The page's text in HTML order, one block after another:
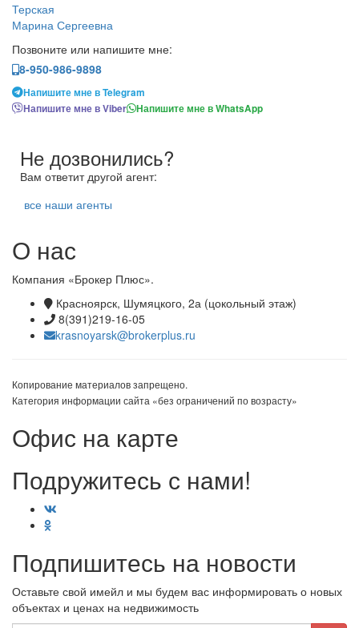
Терская
Марина Сергеевна
Позвоните или напишите мне:
8-950-986-9898
Напишите мне в Telegram
Напишите мне в Viber
Напишите мне в WhatsApp
Не дозвонились?
Вам ответит другой агент:
все наши агенты
О нас
Компания «Брокер Плюс».
Красноярск, Шумяцкого, 2а (цокольный этаж)
8(391)219-16-05
krasnoyarsk@brokerplus.ru
Копирование материалов запрещено.
Категория информации сайта «без ограничений по возрасту»
Офис на карте
Подружитесь с нами!
Подпишитесь на новости
Оставьте свой имейл и мы будем вас информировать о новых
объектах и ценах на недвижимость